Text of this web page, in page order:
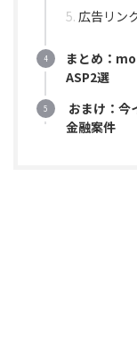
広告リン
まとめ：
ASP2選
おまけ：今
金融案件